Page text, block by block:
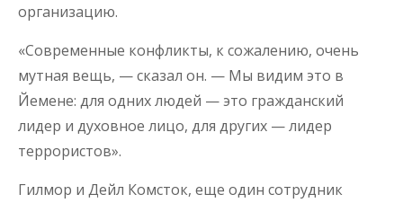
организацию.
«Современные конфликты, к сожалению, очень
мутная вещь, — сказал он. — Мы видим это в
Йемене: для одних людей — это гражданский
лидер и духовное лицо, для других — лидер
террористов».
Гилмор и Дейл Комсток, еще один сотрудник